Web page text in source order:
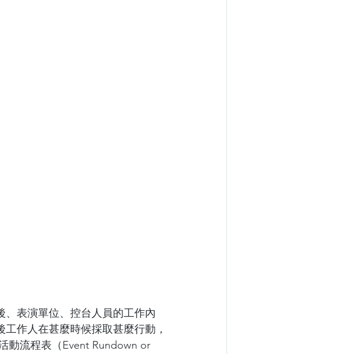
表演單位、控台人員的工作內
作人在甚麼時候採取甚麼行動，
動流程表（Event Rundown or